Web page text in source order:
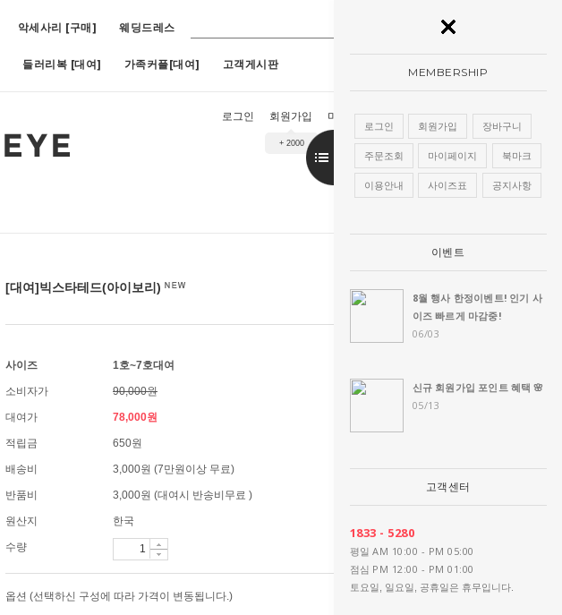
악세사리 [구매] 웨딩드레스
들러리복 [대여] 가족커플[대여] 고객게시판
[대여]아스터슬림턱시도(1호~19호) [구매]아루네스진주 (1호~13호) [구매]아란한복드레스(핑크)(1호~13
로그인 회원가입
+ 2000
마이페이지 장바구니 주문조회
MEMBERSHIP
로그인 회원가입 장바구니
주문조회 마이페이지 북마크
이용안내 사이즈표 공지사항
이벤트
8월 행사 한정이벤트! 인기 사
이즈 빠르게 마감중!
06/03
신규 회원가입 포인트 혜택 🌸
05/13
고객센터
1833 - 5280
평일 AM 10:00 - PM 05:00
점심 PM 12:00 - PM 01:00
토요일, 일요일, 공휴일은 휴무입니다.
[대여]빅스타테드(아이보리)
사이즈 1호~7호대여
소비자가 90,000원
대여가 78,000원
적립금 650원
배송비 3,000원 (7만원이상 무료)
반품비 3,000원 (대여시 반송비무료 )
원산지 한국
수량
옵션 (선택하신 구성에 따라 가격이 변동됩니다.)